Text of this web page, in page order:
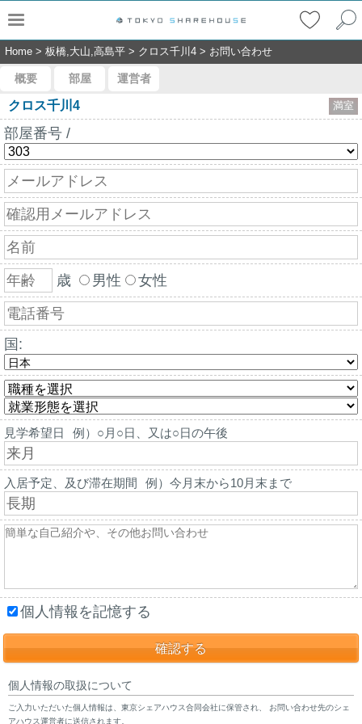
Home > 板橋,大山,高島平 > クロス千川4 > お問い合わせ
概要 部屋 運営者
クロス千川4 満室
部屋番号 /
歳 男性 女性
国:
見学希望日 例）○月○日、又は○日の午後
入居予定、及び滞在期間 例）今月末から10月末まで
個人情報を記憶する
個人情報の取扱について
ご入力いただいた個人情報は、東京シェアハウス合同会社に保管され、 お問い合わせ先のシェ
アハウス運営者に送信されます。